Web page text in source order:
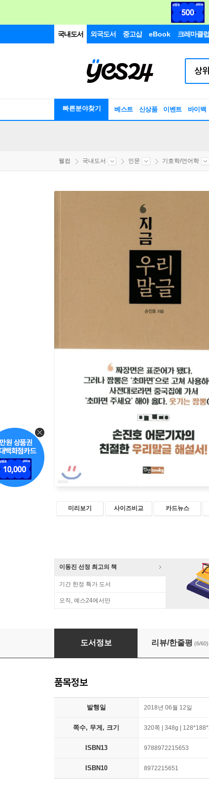
국내도서 외국도서 중고샵 eBook 크레마클럽
빠른분야찾기 베스트 신상품 이벤트 바이백
웰컴 국내도서 인문 기호학/언어학
미리보기 사이즈비교 카드뉴스
이동진 선정 최고의 책
기간 한정 특가 도서
오직, 예스24에서만
지금 우리말글
도서정보 리뷰/한줄평 (6/60)
품목정보
발행일 2018년 06월 12일
쪽수, 무게, 크기 320쪽 | 348g |
ISBN13 9788972215653
ISBN10 8972215651